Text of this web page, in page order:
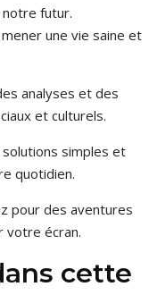
futur.
une vie saine et
analyses et des
et culturels.
solutions simples et
quotidien.
pour des aventures
votre écran.
cette